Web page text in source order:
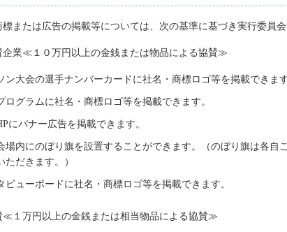
または広告の掲載等については、次の基準に基づき実行委員会
企業≪１０万円以上の金銭または物品による協賛≫
ン大会の選手ナンバーカードに社名・商標ロゴ等を掲載できます
ログラムに社名・商標ロゴ等を掲載できます。
にバナー広告を掲載できます。
場内にのぼり旗を設置することができます。（のぼり旗は各自
ただきます。）
ビューボードに社名・商標ロゴ等を掲載できます。
≪１万円以上の金銭または相当物品による協賛≫